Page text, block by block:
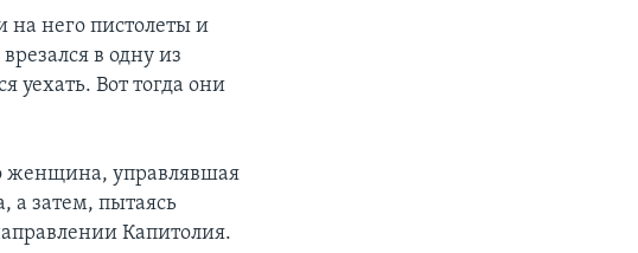
него пистолеты и
в одну из
уехать. Вот тогда они
женщина, управлявшая
а затем, пытаясь
Капитолия.